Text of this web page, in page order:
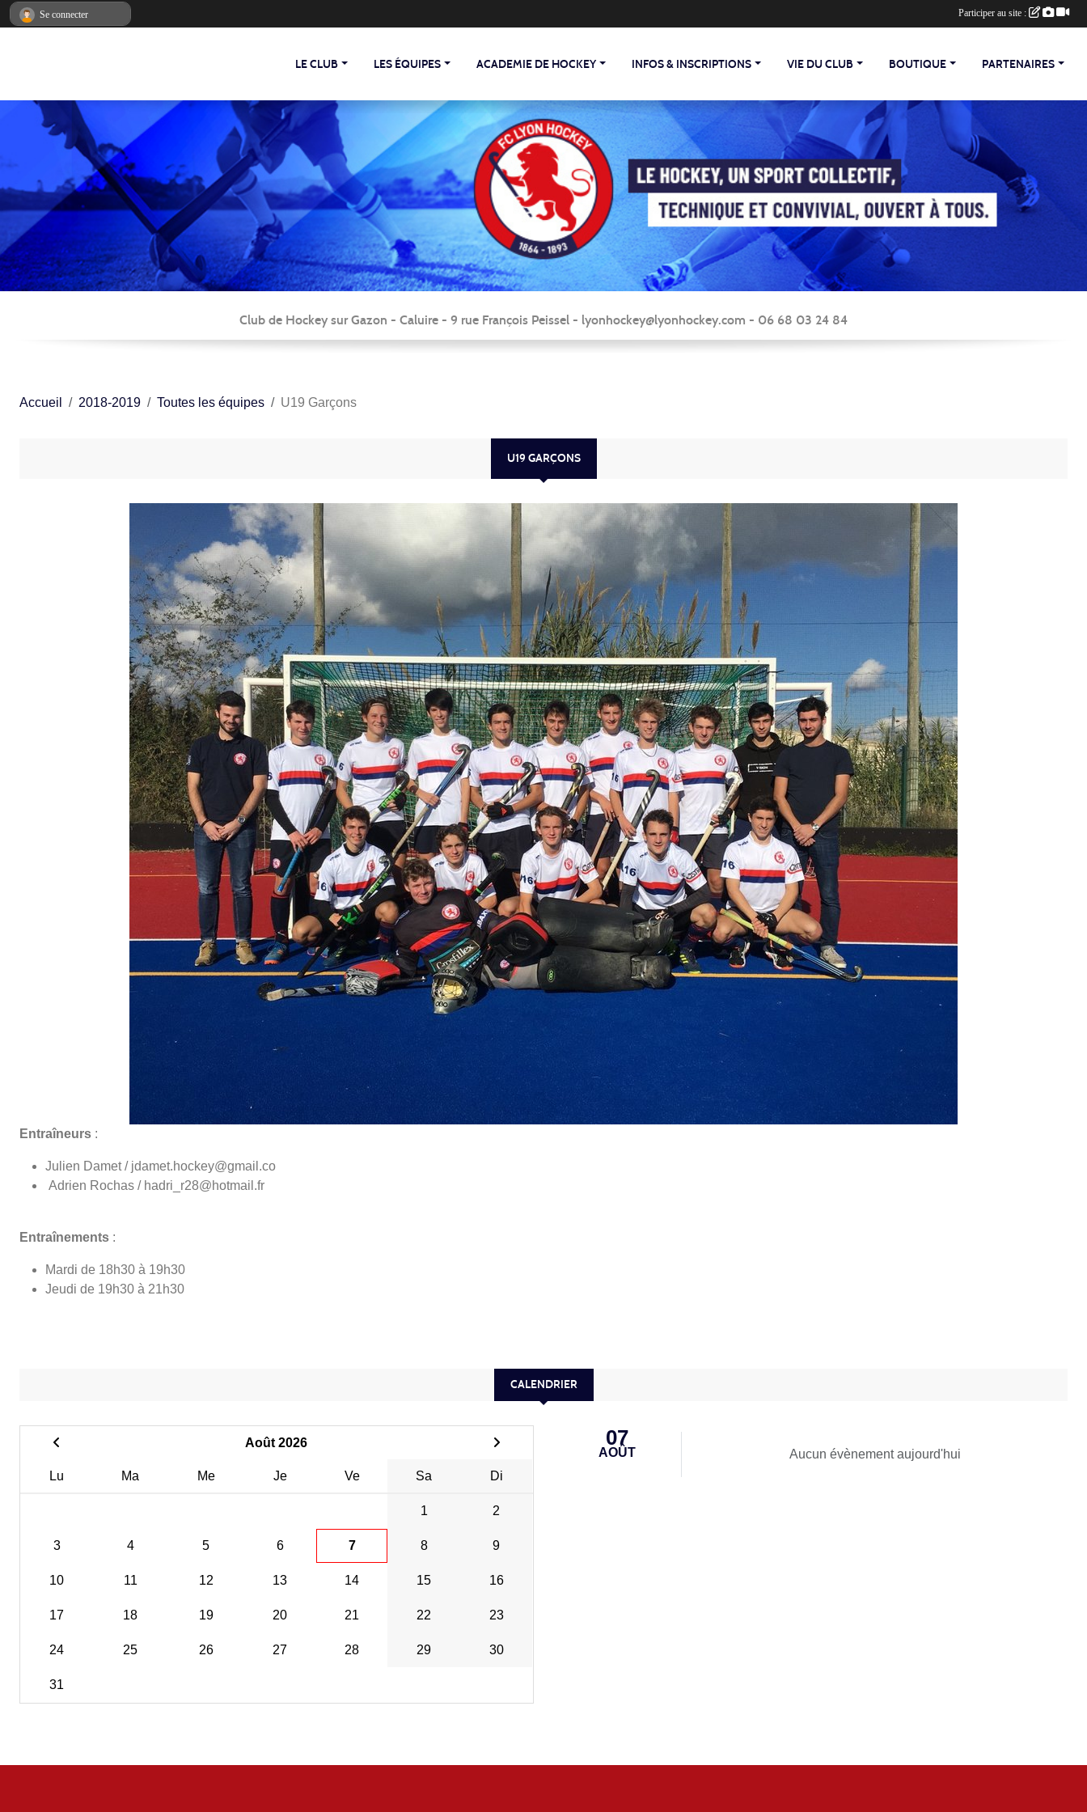
LE CLUB LES ÉQUIPES ACADEMIE DE HOCKEY INFOS & INSCRIPTIONS VIE DU CLUB BOUTIQUE PARTENAIRES
Club de Hockey sur Gazon - Caluire - 9 rue François Peissel - lyonhockey@lyonhockey.com - 06 68 03 24 84
Accueil 2018-2019 Toutes les équipes U19 Garçons
U19 GARÇONS
Entraîneurs :
Julien Damet / jdamet.hockey@gmail.co
Adrien Rochas / hadri_r28@hotmail.fr
Entraînements :
Mardi de 18h30 à 19h30
Jeudi de 19h30 à 21h30
CALENDRIER
Août 2026
Lu Ma Me Je Ve Sa Di
1 2
3 4 5 6 7 8 9
10 11 12 13 14 15 16
17 18 19 20 21 22 23
24 25 26 27 28 29 30
31
07
AOÛT Aucun évènement aujourd'hui
Se connecter Participer au site :
Panneau de gestion des cookies